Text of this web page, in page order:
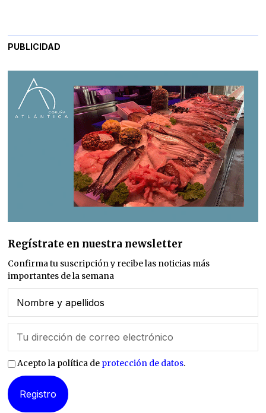
PUBLICIDAD
Regístrate en nuestra newsletter
Confirma tu suscripción y recibe las noticias más
importantes de la semana
Acepto la política de protección de datos.